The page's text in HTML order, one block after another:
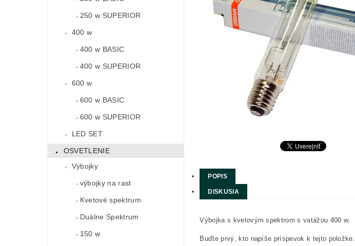
250 w SUPERIOR
400 w
400 w BASIC
400 w SUPERIOR
600 w
600 w BASIC
600 w SUPERIOR
LED SET
OSVETLENIE
Výbojky
výbojky na rast
Kvetové spektrum
Duálne Spektrum
150 w
POPIS
DISKUSIA
Výbojka s kvetovým spektrom s vatážou 400 w.
Buďte prvý, kto napíše príspevok k tejto položke.